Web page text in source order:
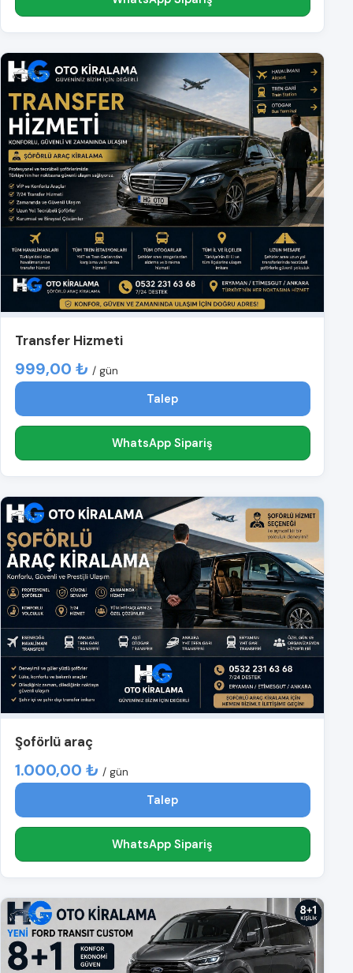
Transfer Hizmeti
999,00 ₺ / gün
Talep
WhatsApp Sipariş
Şoförlü araç
1.000,00 ₺ / gün
Talep
WhatsApp Sipariş